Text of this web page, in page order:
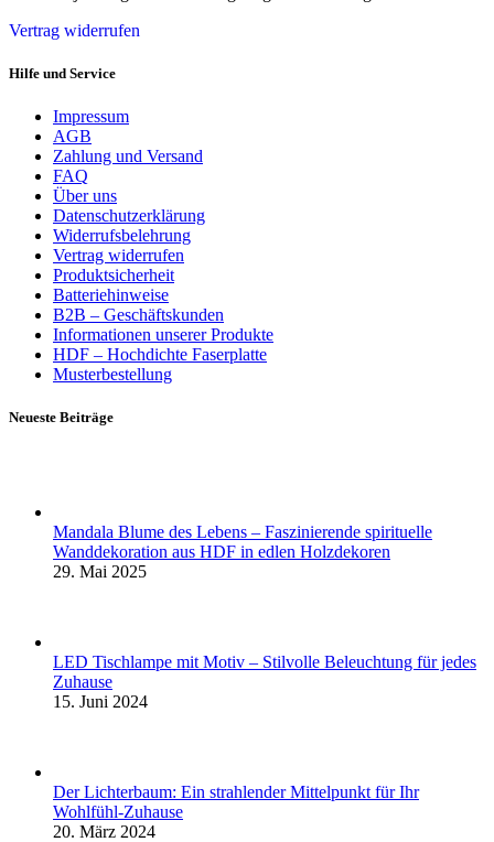
Vertrag widerrufen
Hilfe und Service
Impressum
AGB
Zahlung und Versand
FAQ
Über uns
Datenschutzerklärung
Widerrufsbelehrung
Vertrag widerrufen
Produktsicherheit
Batteriehinweise
B2B – Geschäftskunden
Informationen unserer Produkte
HDF – Hochdichte Faserplatte
Musterbestellung
Neueste Beiträge
Mandala Blume des Lebens – Faszinierende spirituelle
Wanddekoration aus HDF in edlen Holzdekoren
29. Mai 2025
LED Tischlampe mit Motiv – Stilvolle Beleuchtung für jedes
Zuhause
15. Juni 2024
Der Lichterbaum: Ein strahlender Mittelpunkt für Ihr
Wohlfühl-Zuhause
20. März 2024